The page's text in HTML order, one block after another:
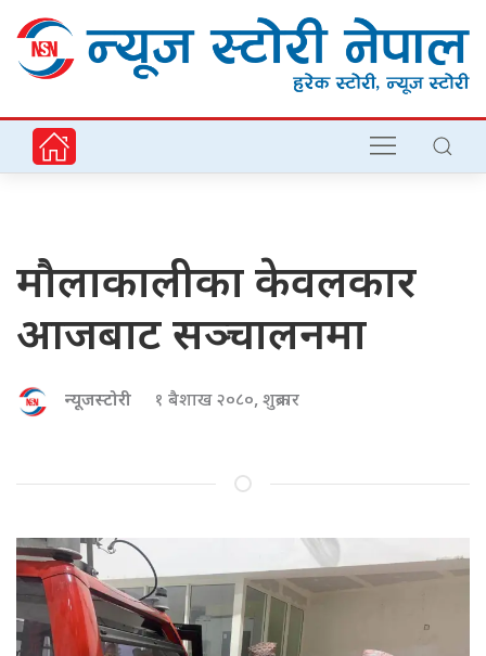
मौलाकालीका केवलकार
आजबाट सञ्चालनमा
न्यूजस्टोरी १ बैशाख २०८०, शुक्रबार